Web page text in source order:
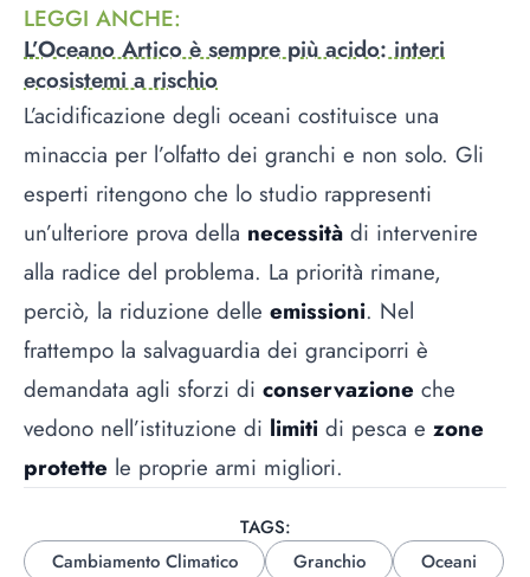
LEGGI ANCHE:
L’Oceano Artico è sempre più acido: interi
ecosistemi a rischio
L’acidificazione degli oceani costituisce una
minaccia per l’olfatto dei granchi e non solo. Gli
esperti ritengono che lo studio rappresenti
un’ulteriore prova della necessità di intervenire
alla radice del problema. La priorità rimane,
perciò, la riduzione delle emissioni. Nel
frattempo la salvaguardia dei granciporri è
demandata agli sforzi di conservazione che
vedono nell’istituzione di limiti di pesca e zone
protette le proprie armi migliori.
TAGS:
Cambiamento Climatico
Granchio
Oceani